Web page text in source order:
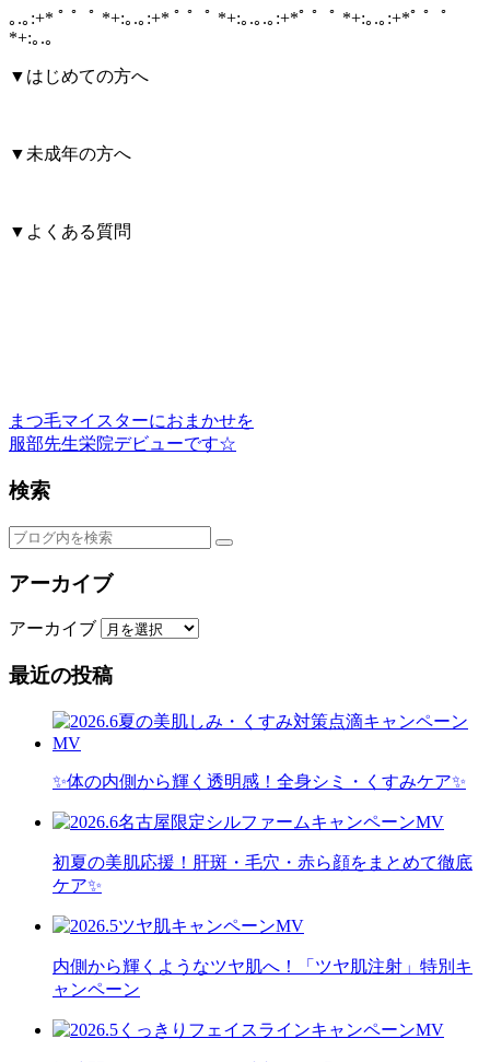
｡.｡:+* ﾟ ゜ﾟ *+:｡.｡:+* ﾟ ゜ﾟ *+:｡.｡.｡:+*ﾟ ゜ﾟ *+:｡.｡:+*ﾟ ゜ﾟ
*+:｡.｡
▼はじめての方へ
▼未成年の方へ
▼よくある質問
まつ毛マイスターにおまかせを
服部先生栄院デビューです☆
検索
アーカイブ
アーカイブ
最近の投稿
✨体の内側から輝く透明感！全身シミ・くすみケア✨
初夏の美肌応援！肝斑・毛穴・赤ら顔をまとめて徹底
ケア✨
内側から輝くようなツヤ肌へ！「ツヤ肌注射」特別キ
ャンペーン